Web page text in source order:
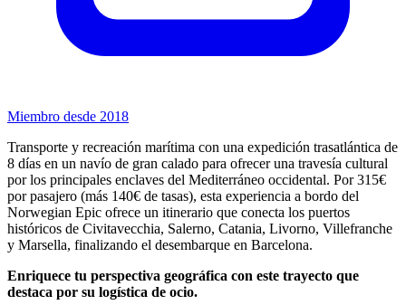
Miembro desde 2018
Transporte y recreación marítima con una expedición trasatlántica de
8 días en un navío de gran calado para ofrecer una travesía cultural
por los principales enclaves del Mediterráneo occidental. Por 315€
por pasajero (más 140€ de tasas), esta experiencia a bordo del
Norwegian Epic ofrece un itinerario que conecta los puertos
históricos de Civitavecchia, Salerno, Catania, Livorno, Villefranche
y Marsella, finalizando el desembarque en Barcelona.
Enriquece tu perspectiva geográfica con este trayecto que
destaca por su logística de ocio.